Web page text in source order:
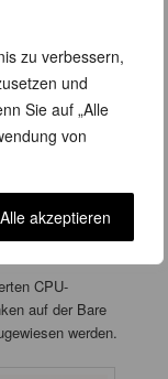
zu verbessern,
und
Sie auf „Alle
von
Alle akzeptieren
CPU-
auf der Bare
werden.